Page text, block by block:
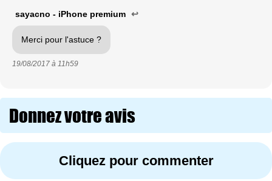
sayacno - iPhone premium ↩
Merci pour l'astuce ?
19/08/2017 à 11h59
Donnez votre avis
Cliquez pour commenter